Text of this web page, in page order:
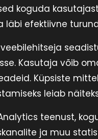
koguda
efektiivne
Kasutaja võib
Küpsiste
leiab
teenust,
ja muu